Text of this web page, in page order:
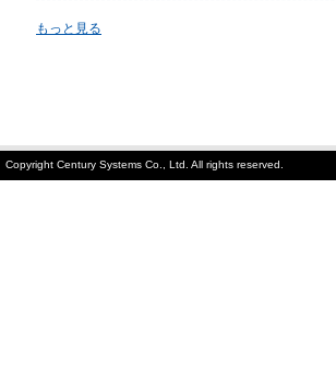
もっと見る
Copyright Century Systems Co., Ltd. All rights reserved.